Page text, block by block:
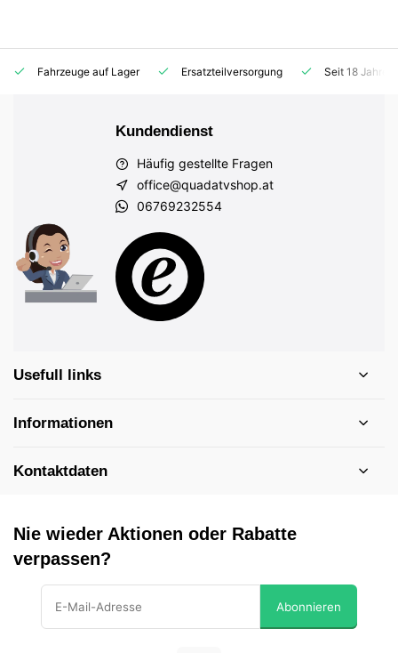
Fahrzeuge auf Lager Ersatzteilversorgung Seit 18
Kundendienst
Häufig gestellte Fragen
office@quadatvshop.at
06769232554
Usefull links
Informationen
Kontaktdaten
Nie wieder Aktionen oder Rabatte
verpassen?
Abonnieren